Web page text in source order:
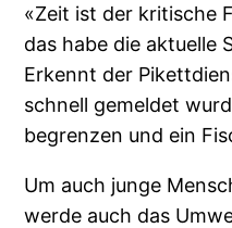
«Zeit ist der kritische
das habe die aktuelle
Erkennt der
schnell gemeldet
begrenzen und ein
Um auch junge
werde auch das